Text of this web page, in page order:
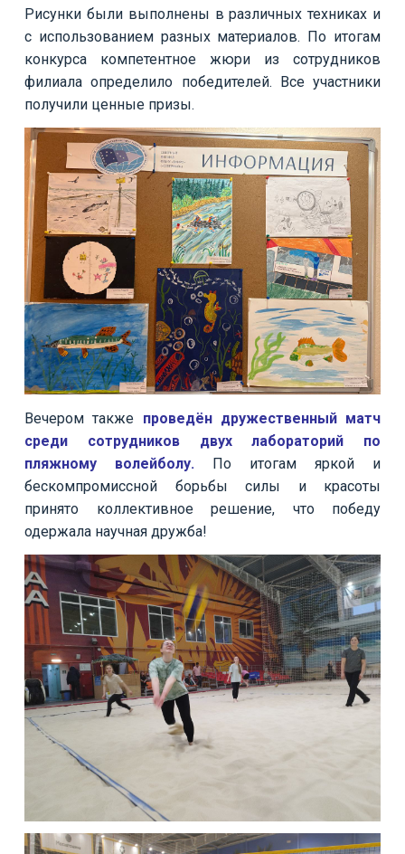
Рисунки были выполнены в различных техниках и
с использованием разных материалов. По итогам
конкурса компетентное жюри из сотрудников
филиала определило победителей. Все участники
получили ценные призы.
Вечером также проведён дружественный матч
среди сотрудников двух лабораторий по
пляжному волейболу.
По итогам яркой и
бескомпромиссной борьбы силы и красоты
принято коллективное решение, что победу
одержала научная дружба!